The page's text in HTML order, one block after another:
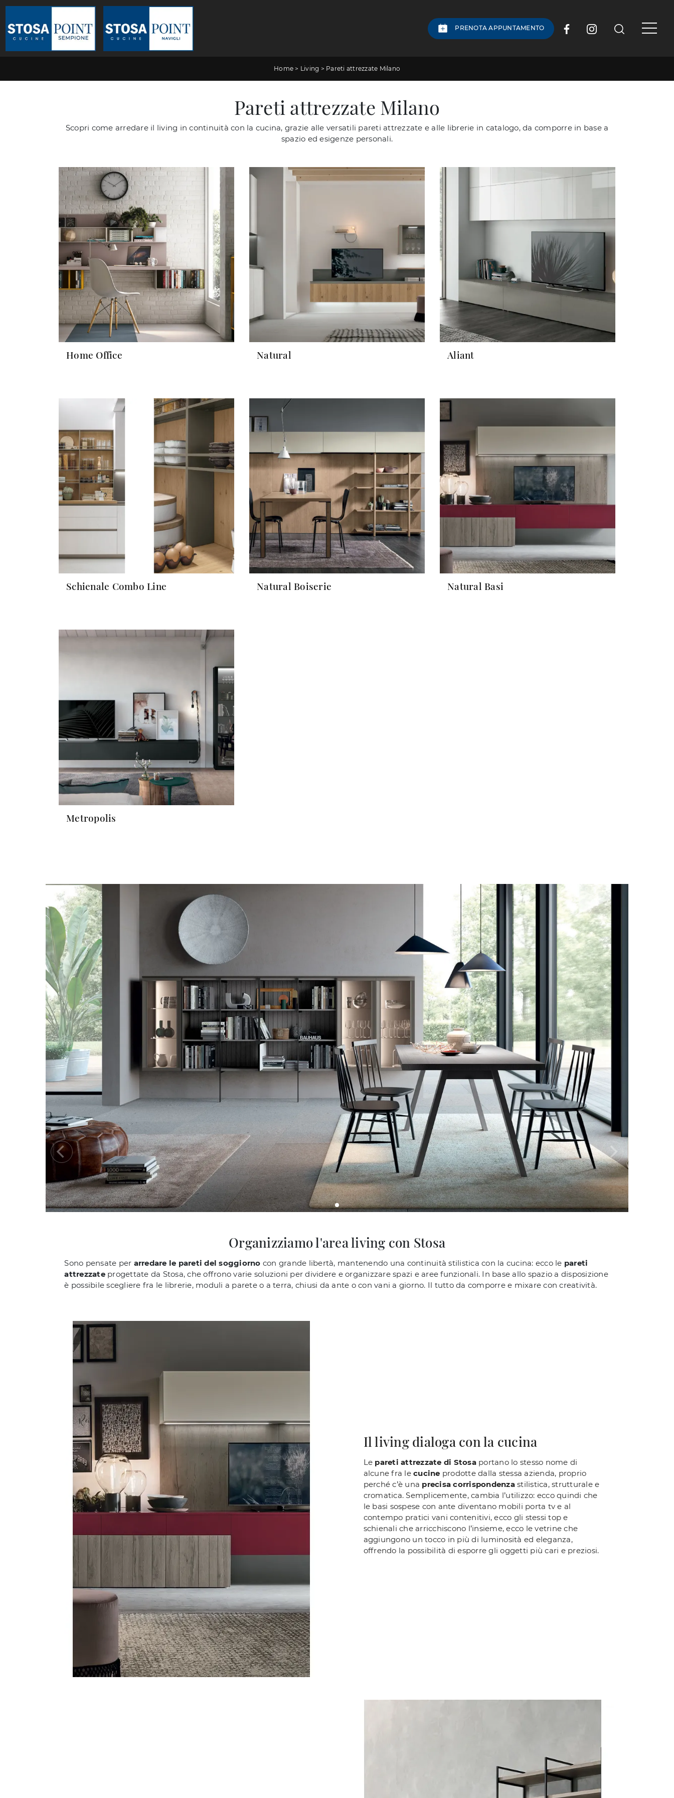
PRENOTA APPUNTAMENTO
Home > Living > Pareti attrezzate Milano
Pareti attrezzate Milano
Scopri come arredare il living in continuità con la cucina, grazie alle versatili pareti attrezzate e alle librerie in catalogo, da comporre in base a
spazio ed esigenze personali.
Home Office Natural Aliant
Schienale Combo Line Natural Boiserie Natural Basi
Metropolis
Organizziamo l'area living con Stosa
Sono pensate per arredare le pareti del soggiorno con grande libertà, mantenendo una continuità stilistica con la cucina: ecco le pareti
attrezzateprogettate da Stosa, che offrono varie soluzioni per dividere e organizzare spazi e aree funzionali. In base allo spazio a disposizione
è possibile scegliere fra le librerie, moduli a parete o a terra, chiusi da ante o con vani a giorno. Il tutto da comporre e mixare con creatività.
Il living dialoga con la cucina
Le pareti attrezzate di Stosaportano lo stesso nome di
alcune fra le cucine prodotte dalla stessa azienda, proprio
perché c’è una precisa corrispondenzastilistica, strutturale e
cromatica. Semplicemente, cambia l’utilizzo: ecco quindi che
le basi sospese con ante diventano mobili porta tv e al
contempo pratici vani contenitivi, ecco gli stessi top e
schienali che arricchiscono l’insieme, ecco le vetrine che
aggiungono un tocco in più di luminosità ed eleganza,
offrendo la possibilità di esporre gli oggetti più cari e preziosi.